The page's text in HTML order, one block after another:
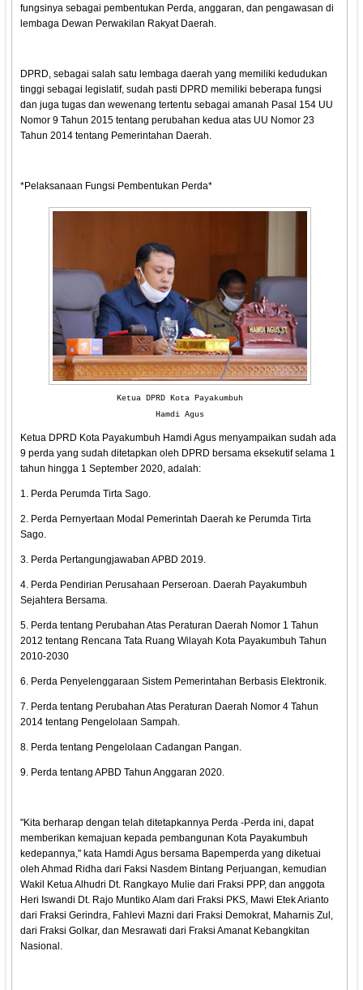
fungsinya sebagai pembentukan Perda, anggaran, dan pengawasan di
lembaga Dewan Perwakilan Rakyat Daerah.
DPRD, sebagai salah satu lembaga daerah yang memiliki kedudukan
tinggi sebagai legislatif, sudah pasti DPRD memiliki beberapa fungsi
dan juga tugas dan wewenang tertentu sebagai amanah Pasal 154 UU
Nomor 9 Tahun 2015 tentang perubahan kedua atas UU Nomor 23
Tahun 2014 tentang Pemerintahan Daerah.
*Pelaksanaan Fungsi Pembentukan Perda*
Ketua DPRD Kota Payakumbuh
Hamdi Agus
Ketua DPRD Kota Payakumbuh Hamdi Agus menyampaikan sudah ada
9 perda yang sudah ditetapkan oleh DPRD bersama eksekutif selama 1
tahun hingga 1 September 2020, adalah:
1. Perda Perumda Tirta Sago.
2. Perda Pernyertaan Modal Pemerintah Daerah ke Perumda Tirta
Sago.
3. Perda Pertangungjawaban APBD 2019.
4. Perda Pendirian Perusahaan Perseroan. Daerah Payakumbuh
Sejahtera Bersama.
5. Perda tentang Perubahan Atas Peraturan Daerah Nomor 1 Tahun
2012 tentang Rencana Tata Ruang Wilayah Kota Payakumbuh Tahun
2010-2030
6. Perda Penyelenggaraan Sistem Pemerintahan Berbasis Elektronik.
7. Perda tentang Perubahan Atas Peraturan Daerah Nomor 4 Tahun
2014 tentang Pengelolaan Sampah.
8. Perda tentang Pengelolaan Cadangan Pangan.
9. Perda tentang APBD Tahun Anggaran 2020.
"Kita berharap dengan telah ditetapkannya Perda -Perda ini, dapat
memberikan kemajuan kepada pembangunan Kota Payakumbuh
kedepannya," kata Hamdi Agus bersama Bapemperda yang diketuai
oleh Ahmad Ridha dari Faksi Nasdem Bintang Perjuangan, kemudian
Wakil Ketua Alhudri Dt. Rangkayo Mulie dari Fraksi PPP, dan anggota
Heri Iswandi Dt. Rajo Muntiko Alam dari Fraksi PKS, Mawi Etek Arianto
dari Fraksi Gerindra, Fahlevi Mazni dari Fraksi Demokrat, Maharnis Zul,
dari Fraksi Golkar, dan Mesrawati dari Fraksi Amanat Kebangkitan
Nasional.